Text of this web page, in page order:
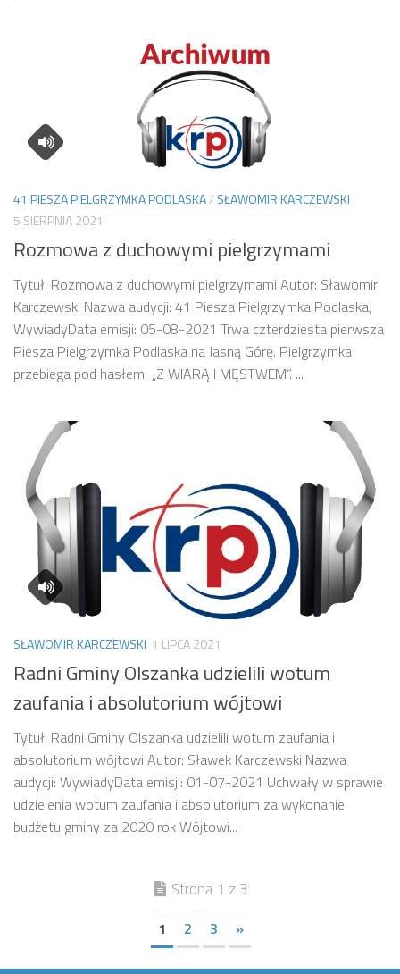
41 PIESZA PIELGRZYMKA PODLASKA/ SŁAWOMIR KARCZEWSKI
5 SIERPNIA 2021
Rozmowa z duchowymi pielgrzymami
Tytuł: Rozmowa z duchowymi pielgrzymami Autor: Sławomir
Karczewski Nazwa audycji: 41 Piesza Pielgrzymka Podlaska,
WywiadyData emisji: 05-08-2021 Trwa czterdziesta pierwsza
Piesza Pielgrzymka Podlaska na Jasną Górę. Pielgrzymka
przebiega pod hasłem „Z WIARĄ I MĘSTWEM”. ...
SŁAWOMIR KARCZEWSKI 1 LIPCA 2021
Radni Gminy Olszanka udzielili wotum
zaufania i absolutorium wójtowi
Tytuł: Radni Gminy Olszanka udzielili wotum zaufania i
absolutorium wójtowi Autor: Sławek Karczewski Nazwa
audycji: WywiadyData emisji: 01-07-2021 Uchwały w sprawie
udzielenia wotum zaufania i absolutorium za wykonanie
budżetu gminy za 2020 rok Wójtowi...
Strona 1 z 3
1 2 3 »